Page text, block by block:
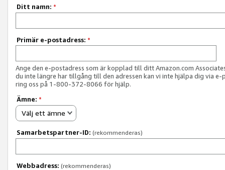
Ditt namn: *
Primär e-postadress: *
Ange den e-postadress som är kopplad till ditt Amazon.com
du inte längre har tillgång till den adressen kan vi inte hjälpa dig via e-
ring oss på 1-800-372-8066 för hjälp.
Ämne: *
Välj ett ämne
Samarbetspartner-ID: (rekommenderas)
Webbadress: (rekommenderas)